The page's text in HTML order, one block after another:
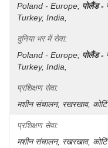
Poland - Europe; पोलैंड -
Turkey, India,
दुनिया भर में सेवा:
Poland - Europe; पोलैंड -
Turkey, India,
प्रशिक्षण सेवा:
मशीन संचालन, रखरखाव,
प्रशिक्षण सेवा:
मशीन संचालन, रखरखाव,